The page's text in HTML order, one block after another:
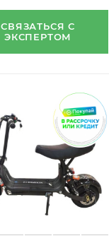
СВЯЗАТЬСЯ С
ЭКСПЕРТОМ